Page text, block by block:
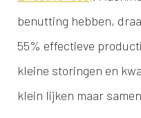
benutting hebben,
55% effectieve
kleine storingen en
klein lijken maar